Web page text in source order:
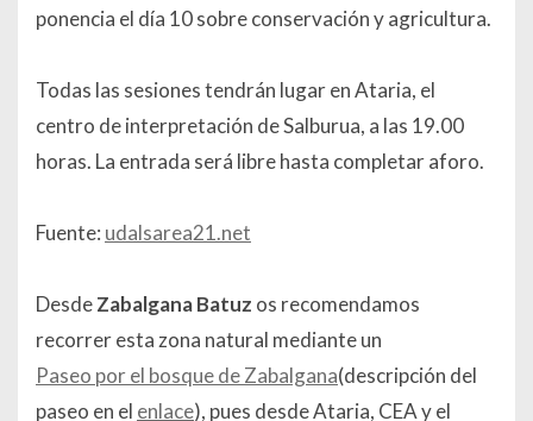
ponencia el día 10 sobre conservación y agricultura.
Todas las sesiones tendrán lugar en Ataria, el
centro de interpretación de Salburua, a las 19.00
horas. La entrada será libre hasta completar aforo.
Fuente: udalsarea21.net
DesdeZabalgana Batuz os recomendamos
recorrer esta zona natural mediante un
Paseo por el bosque de Zabalgana(descripción del
paseo en el enlace), pues desde Ataria, CEA y el